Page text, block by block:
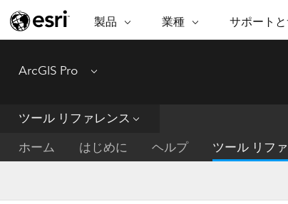
製品
ARCGIS
ArcGIS Online
完全な SaaS マッピング プラット
業種
業種
自然保護
地
サポート
サポートと
ArcGIS Pro Menu
ツール リファレンス
ホーム はじめに ヘルプ ツール リフ